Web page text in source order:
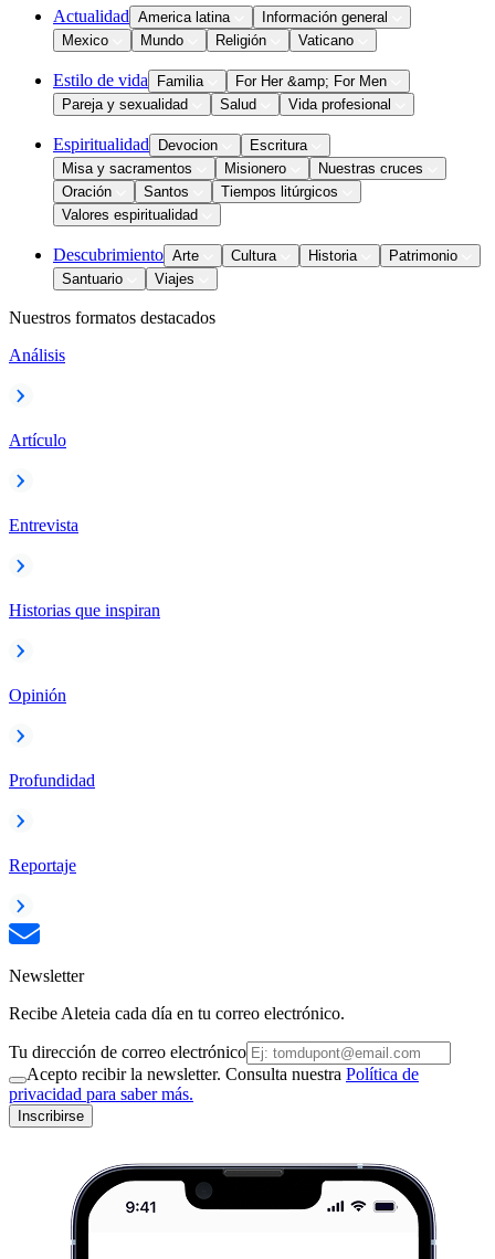
Actualidad America latina
Información general
Mexico
Mundo Religión Vaticano
Estilo de vida Familia
For Her &amp; For Men
Pareja y sexualidad
Salud Vida profesional
Espiritualidad Devocion
Escritura
Misa y sacramentos
Misionero
Nuestras cruces
Oración
Santos
Tiempos litúrgicos
Valores espiritualidad
Descubrimiento Arte Cultura Historia
Patrimonio
Santuario
Viajes
Nuestros formatos destacados
Análisis
Artículo
Entrevista
Historias que inspiran
Opinión
Profundidad
Reportaje
Newsletter
Recibe Aleteia cada día en tu correo electrónico.
Tu dirección de correo electrónico
Acepto recibir la newsletter. Consulta nuestra Política de
privacidad para saber más.
Inscribirse